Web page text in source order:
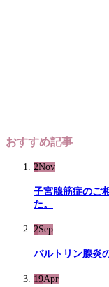
おすすめ記事
2Nov
子宮腺筋症のご
た。
2Sep
バルトリン腺炎
19Apr